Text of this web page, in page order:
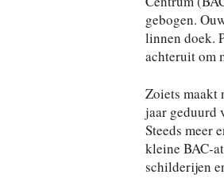
gebogen.
linnen doek.
achteruit om
Zoiets maakt
jaar geduurd
Steeds meer
kleine BAC-
schilderijen